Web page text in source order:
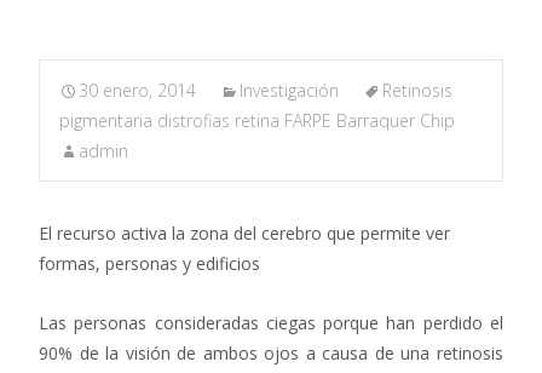
30 enero, 2014 Investigación
Retinosis
pigmentaria distrofias retina FARPE Barraquer Chip
admin
El recurso activa la zona del cerebro que permite ver
formas, personas y edificios
Las personas consideradas ciegas porque han perdido el
90% de la visión de ambos ojos a causa de una retinosis